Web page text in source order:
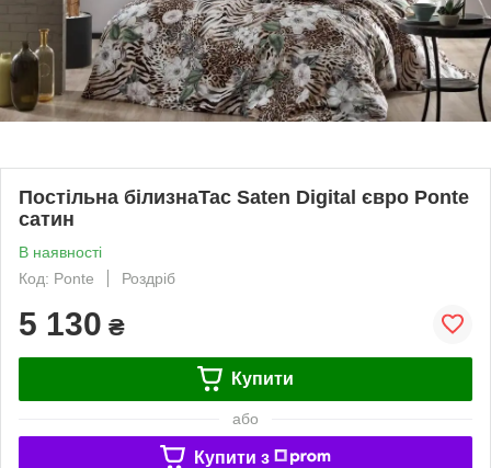
Постільна білизнаTac Saten Digital євро Ponte
сатин
В наявності
Код: Ponte
Роздріб
5 130 ₴
Купити
або
Купити з